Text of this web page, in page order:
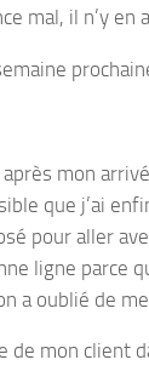
mal, il n’y en
mon
que j’ai
pour aller
ligne parce
a oublié de
de mon client